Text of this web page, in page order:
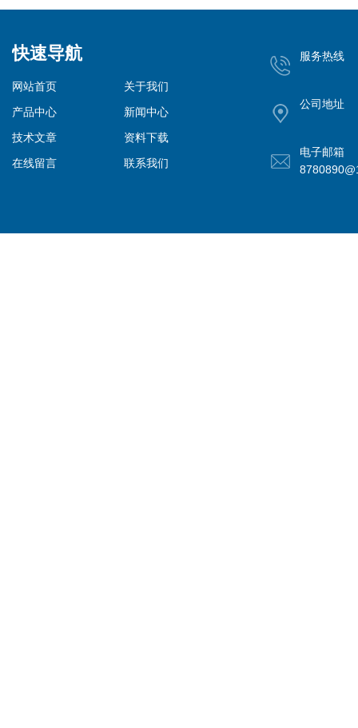
快速导航
网站首页
关于我们
产品中心
新闻中心
技术文章
资料下载
在线留言
联系我们
服务热线
公司地址
电子邮箱